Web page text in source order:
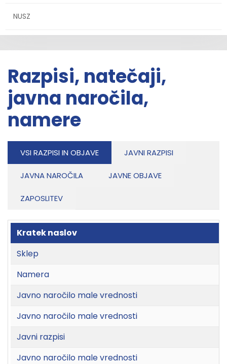
NUSZ
Razpisi, natečaji,
javna naročila,
namere
VSI RAZPISI IN OBJAVE JAVNI RAZPISI
JAVNA NAROČILA JAVNE OBJAVE
ZAPOSLITEV
Kratek naslov
Sklep
Namera
Javno naročilo male vrednosti
Javno naročilo male vrednosti
Javni razpisi
Javno naročilo male vrednosti